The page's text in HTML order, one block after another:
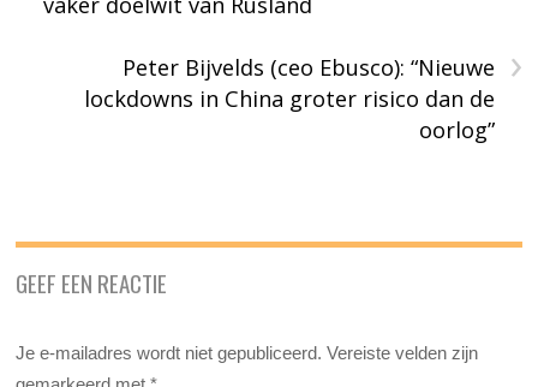
›
Peter Bijvelds (ceo Ebusco): “Nieuwe
lockdowns in China groter risico dan de
oorlog”
GEEF EEN REACTIE
Je e-mailadres wordt niet gepubliceerd. Vereiste velden zijn